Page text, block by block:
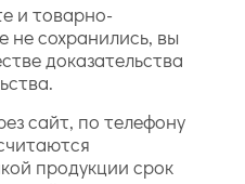
и товарно-
не сохранились, вы
доказательства
сайт, по телефону
продукции срок